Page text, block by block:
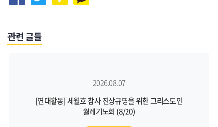
관련 글들
2026.08.07
[연대활동] 세월호 참사 진상규명을 위한 그리스도인
월례기도회 (8/20)